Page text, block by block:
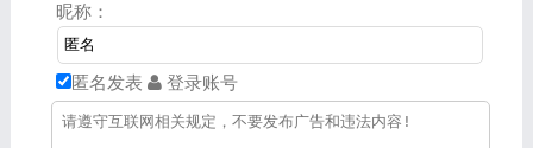
核心抓手。
昵称：
匿名发表 登录账号